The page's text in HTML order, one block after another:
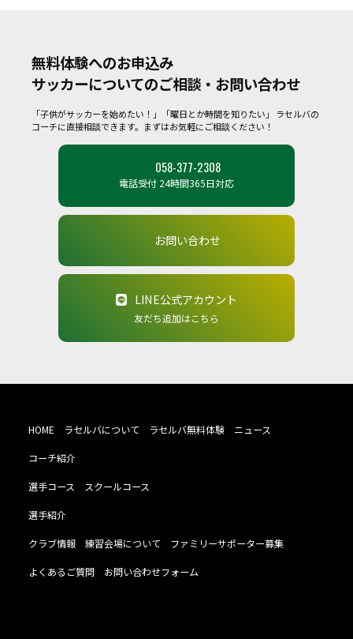
無料体験へのお申込み
サッカーについてのご相談・お問い合わせ
「子供がサッカーを始めたい！」「曜日とか時間を知りたい」
ラセルバの
コーチに直接相談できます。まずはお気軽にご相談ください！
058-377-2308
電話受付 24時間365日対応
お問い合わせ
LINE公式アカウント
友だち追加はこちら
HOME ラセルバについて ラセルバ無料体験 ニュース
コーチ紹介
選手コース スクールコース
選手紹介
クラブ情報 練習会場について ファミリーサポーター募集
よくあるご質問 お問い合わせフォーム